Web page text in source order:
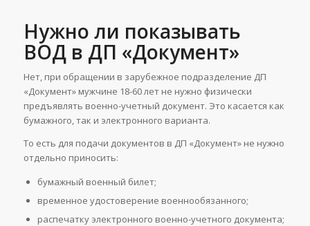
Нужно ли показывать
ВОД в ДП «Документ»
Нет, при обращении в зарубежное подразделение ДП
«Документ» мужчине 18-60 лет не нужно физически
предъявлять военно-учетный документ. Это касается как
бумажного, так и электронного варианта.
То есть для подачи документов в ДП «Документ» не нужно
отдельно приносить:
бумажный военный билет;
временное удостоверение военнообязанного;
распечатку электронного военно-учетного документа;